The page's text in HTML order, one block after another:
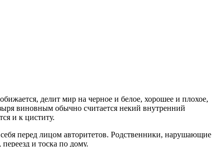
делит мир на черное и белое, хорошее и плохое,
виновным обычно считается некий внутренний
и к циститу.
перед лицом авторитетов. Родственники, нарушающие
и тоска по дому.